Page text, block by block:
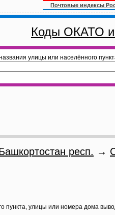
Почтовые индексы
Коды ОКАТО
улицы или населённого
респ. →
пункта, улицы или номера дома